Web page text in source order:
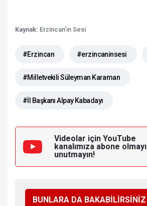
Kaynak: Erzincan'ın Sesi
#Erzincan #erzincaninsesi
#Milletvekili Süleyman Karaman
#İl Başkanı Alpay Kabadayı
Videolar için YouTube
kanalımıza abone olmayı
unutmayın!
BUNLARA DA BAKABİLİRSİNİZ